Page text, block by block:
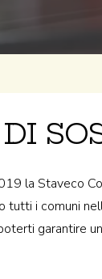
la Staveco
tutti i comuni
garantire